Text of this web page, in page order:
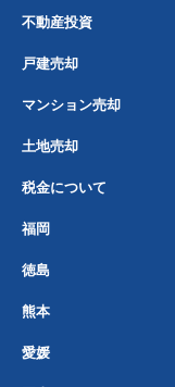
不動産投資
戸建売却
マンション売却
土地売却
税金について
福岡
徳島
熊本
愛媛